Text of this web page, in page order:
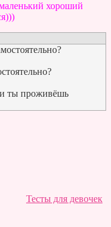
хороший
ты проживёшь
Тесты для девочек